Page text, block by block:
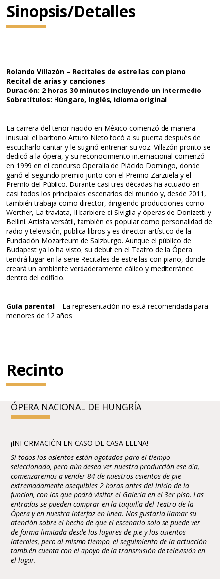
Sinopsis/Detalles
Rolando Villazón – Recitales de estrellas con piano
Recital de arias y canciones
Duración: 2 horas 30 minutos incluyendo un intermedio
Sobretítulos: Húngaro, Inglés, idioma original
La carrera del tenor nacido en México comenzó de manera
inusual: el barítono Arturo Nieto tocó a su puerta después de
escucharlo cantar y le sugirió entrenar su voz. Villazón pronto se
dedicó a la ópera, y su reconocimiento internacional comenzó
en 1999 en el concurso Operalia de Plácido Domingo, donde
ganó el segundo premio junto con el Premio Zarzuela y el
Premio del Público. Durante casi tres décadas ha actuado en
casi todos los principales escenarios del mundo y, desde 2011,
también trabaja como director, dirigiendo producciones como
Werther, La traviata, Il barbiere di Siviglia y óperas de Donizetti y
Bellini. Artista versátil, también es popular como personalidad de
radio y televisión, publica libros y es director artístico de la
Fundación Mozarteum de Salzburgo. Aunque el público de
Budapest ya lo ha visto, su debut en el Teatro de la Ópera
tendrá lugar en la serie Recitales de estrellas con piano, donde
creará un ambiente verdaderamente cálido y mediterráneo
dentro del edificio.
Guía parental – La representación no está recomendada para
menores de 12 años
Recinto
ÓPERA NACIONAL DE HUNGRÍA
¡INFORMACIÓN EN CASO DE CASA LLENA!
Si todos los asientos están agotados para el tiempo
seleccionado, pero aún desea ver nuestra producción ese día,
comenzaremos a vender 84 de nuestros asientos de pie
extremadamente asequibles 2 horas antes del inicio de la
función, con los que podrá visitar el Galería en el 3er piso. Las
entradas se pueden comprar en la taquilla del Teatro de la
Ópera y en nuestra interfaz en línea. Nos gustaría llamar su
atención sobre el hecho de que el escenario solo se puede ver
de forma limitada desde los lugares de pie y los asientos
laterales, pero al mismo tiempo, el seguimiento de la actuación
también cuenta con el apoyo de la transmisión de televisión en
el lugar.